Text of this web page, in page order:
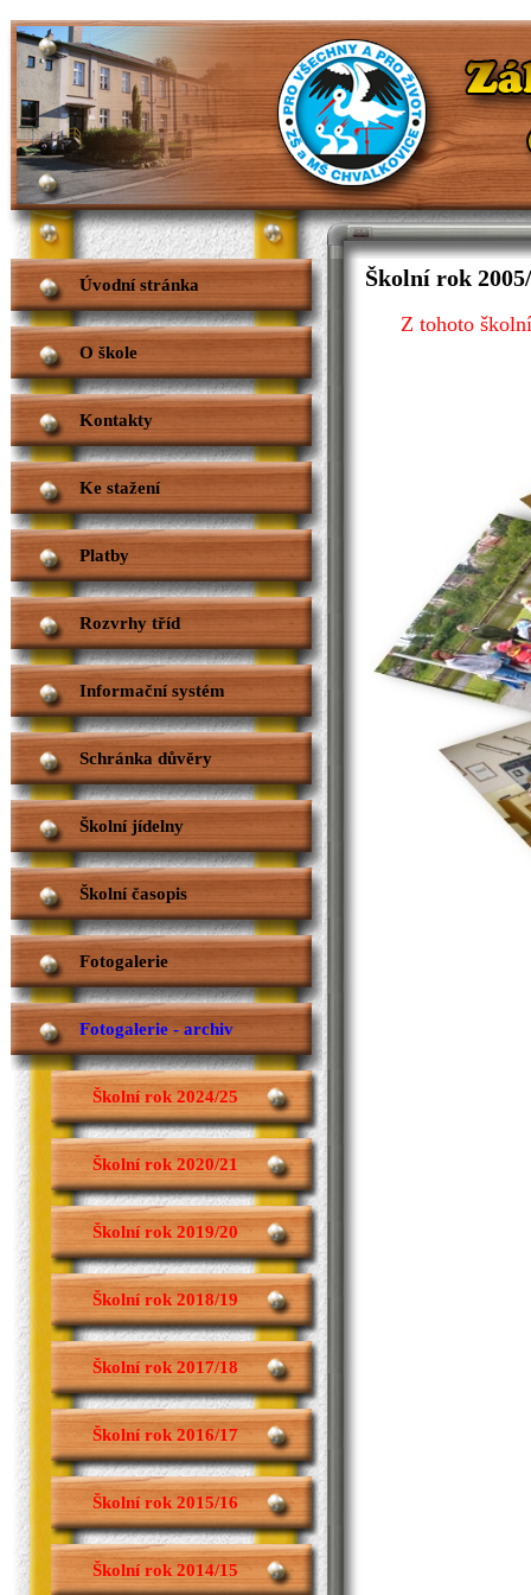
Úvodní stránka
O škole
Kontakty
Ke stažení
Platby
Rozvrhy tříd
Informační systém
Schránka důvěry
Školní jídelny
Školní časopis
Fotogalerie
Fotogalerie - archiv
Školní rok 2024/25
Školní rok 2020/21
Školní rok 2019/20
Školní rok 2018/19
Školní rok 2017/18
Školní rok 2016/17
Školní rok 2015/16
Školní rok 2014/15
Školní rok
Z tohoto